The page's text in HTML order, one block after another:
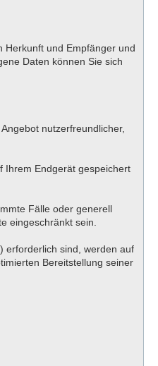
Herkunft und Empfänger und
Daten können Sie sich
nutzerfreundlicher,
Ihrem Endgerät gespeichert
Fälle oder generell
eingeschränkt sein.
erforderlich sind, werden auf
Bereitstellung seiner